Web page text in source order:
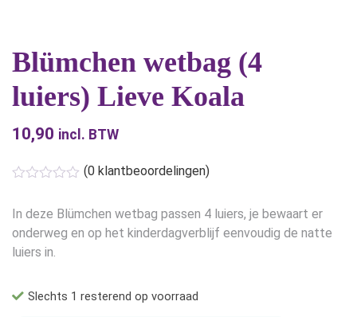
Onze merken
Hoe begin ik?
Blümchen wetbag (4
luiers) Lieve Koala
10,90 incl. BTW
(0 klantbeoordelingen)
In deze Blümchen wetbag passen 4 luiers, je bewaart er
onderweg en op het kinderdagverblijf eenvoudig de natte
luiers in.
Slechts 1 resterend op voorraad